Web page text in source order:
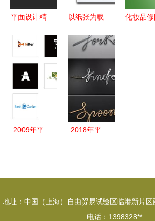
平面设计精
息咨询服务
平台的价值
以纸张为载
TINO58书
的平面设计
魅力
化妆品修
2009年平
2018年平
地址：中国（上海）自由贸易试验区临港新片
电话：1398328**